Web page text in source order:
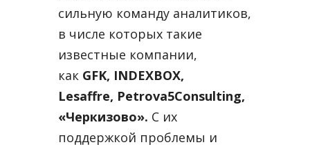
сильную команду аналитиков,
в числе которых такие
известные компании,
как GFK, INDEXBOX,
Lesaffre, Petrova5Consulting,
«Черкизово». С их
поддержкой проблемы и